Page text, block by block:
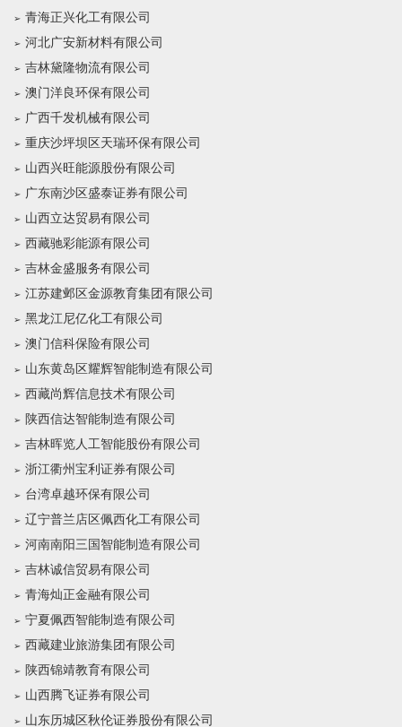
青海正兴化工有限公司
河北广安新材料有限公司
吉林黛隆物流有限公司
澳门洋良环保有限公司
广西千发机械有限公司
重庆沙坪坝区天瑞环保有限公司
山西兴旺能源股份有限公司
广东南沙区盛泰证券有限公司
山西立达贸易有限公司
西藏驰彩能源有限公司
吉林金盛服务有限公司
江苏建邺区金源教育集团有限公司
黑龙江尼亿化工有限公司
澳门信科保险有限公司
山东黄岛区耀辉智能制造有限公司
西藏尚辉信息技术有限公司
陕西信达智能制造有限公司
吉林晖览人工智能股份有限公司
浙江衢州宝利证券有限公司
台湾卓越环保有限公司
辽宁普兰店区佩西化工有限公司
河南南阳三国智能制造有限公司
吉林诚信贸易有限公司
青海灿正金融有限公司
宁夏佩西智能制造有限公司
西藏建业旅游集团有限公司
陕西锦靖教育有限公司
山西腾飞证券有限公司
山东历城区秋伦证券股份有限公司